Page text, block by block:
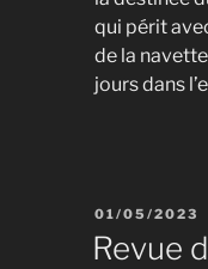
qui périt
de la
jours dans
PUBLIÉ
LE
01/05/2023
Revue